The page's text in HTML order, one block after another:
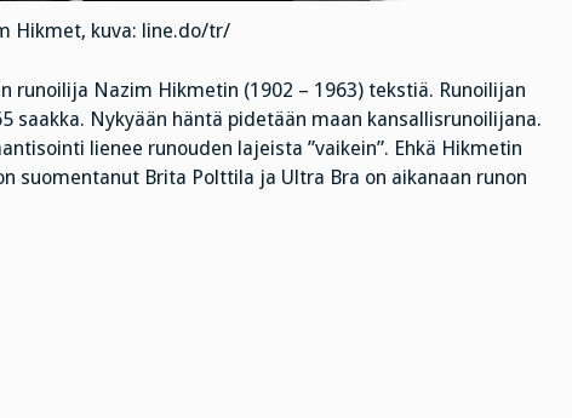
Hikmet, kuva: line.do/tr/
runoilija Nazim Hikmetin (1902 – 1963) tekstiä. Runoilijan
saakka. Nykyään häntä pidetään maan kansallisrunoilijana.
lienee runouden lajeista ”vaikein”. Ehkä Hikmetin
suomentanut Brita Polttila ja Ultra Bra on aikanaan runon